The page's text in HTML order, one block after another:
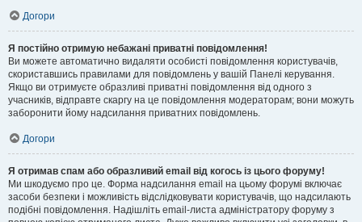
Догори
Я постійно отримую небажані приватні повідомлення!
Ви можете автоматично видаляти особисті повідомлення користувачів,
скориставшись правилами для повідомлень у вашій Панелі керування.
Якщо ви отримуєте образливі приватні повідомлення від одного з
учасників, відправте скаргу на це повідомлення модераторам; вони можуть
заборонити йому надсилання приватних повідомлень.
Догори
Я отримав спам або образливий email від когось із цього форуму!
Ми шкодуємо про це. Форма надсилання email на цьому форумі включає
засоби безпеки і можливість відслідковувати користувачів, що надсилають
подібні повідомлення. Надішліть email-листа адміністратору форуму з